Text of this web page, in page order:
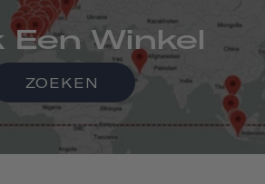
Een Winkel
ZOEKEN